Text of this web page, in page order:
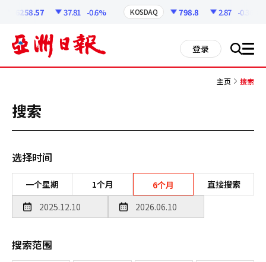
6258.57 37.81 -0.6% KOSDAQ 798.8 2.87 -0.36%
登录 搜 all
主页 搜索
搜索
选择时间
一个星期 1个月 6个月 直接搜索
搜索范围